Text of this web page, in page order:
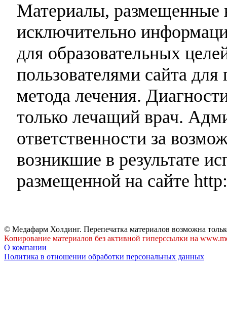
Материалы, размещенные
исключительно
для образовательных
пользователями сайта
метода лечения.
только лечащий врач.
ответственности за
возникшие в результате
размещенной на сайте
© Медафарм Холдинг. Перепечатка материалов возможна
Копирование материалов без активной гиперссылки на
О компании
Политика в отношении обработки персональных данных